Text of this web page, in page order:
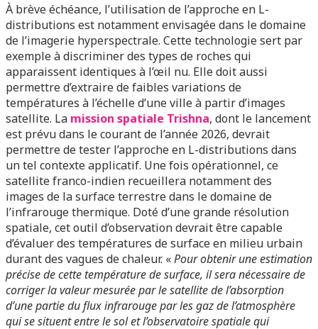
À brève échéance, l’utilisation de l’approche en L-
distributions est notamment envisagée dans le domaine
de l’imagerie hyperspectrale. Cette technologie sert par
exemple à discriminer des types de roches qui
apparaissent identiques à l’œil nu. Elle doit aussi
permettre d’extraire de faibles variations de
températures à l’échelle d’une ville à partir d’images
satellite. La mission spatiale Trishna, dont le lancement
est prévu dans le courant de l’année 2026, devrait
permettre de tester l’approche en L-distributions dans
un tel contexte applicatif. Une fois opérationnel, ce
satellite franco-indien recueillera notamment des
images de la surface terrestre dans le domaine de
l’infrarouge thermique. Doté d’une grande résolution
spatiale, cet outil d’observation devrait être capable
d’évaluer des températures de surface en milieu urbain
durant des vagues de chaleur. «Pour obtenir une estimation
précise de cette température de surface, il sera nécessaire de
corriger la valeur mesurée par le satellite de l’absorption
d’une partie du flux infrarouge par les gaz de l’atmosphère
qui se situent entre le sol et l’observatoire spatiale qui